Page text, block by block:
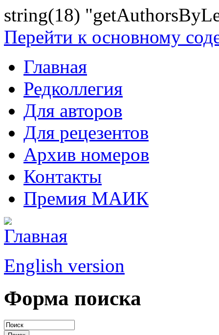
string(18)
Перейти к основному
Главная
Редколлегия
Для авторов
Для рецезентов
Архив номеров
Контакты
Премия МАИК
English version
Форма поиска